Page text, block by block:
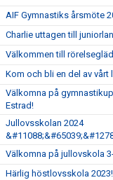
AIF Gymnastiks årsmöte
Charlie uttagen till
Välkommen till
Kom och bli en del av vårt
Välkomna på
Estrad!
Jullovsskolan 2024
Välkomna på jullovskola
Härlig höstlovsskola 2023!